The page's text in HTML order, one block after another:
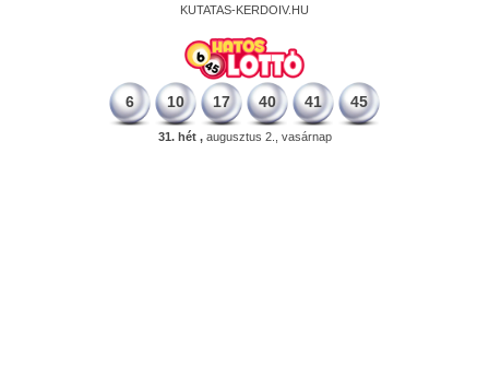
KUTATAS-KERDOIV.HU
6 10 17 40 41 45
31. hét ,augusztus 2., vasárnap